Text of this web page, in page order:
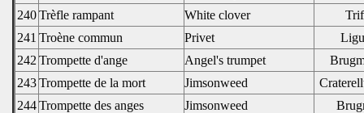
240Trèfle rampant White clover
241 Troène commun Privet
242 Trompette d'ange Angel's trumpet
243Trompette de la mort Jimsonweed
244Trompette des anges Jimsonweed